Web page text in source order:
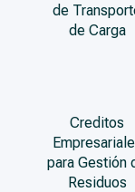
de
de Carga
Creditos
para Gestión
Residuos